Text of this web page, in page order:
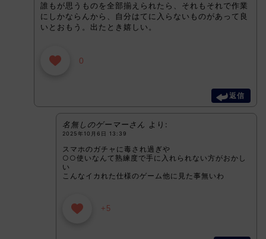
誰もが思うものを全部揃えられたら、それもそれで作業
にしかならんから、自分はてに入らないものがあって良
いとおもう。出たとき嬉しい。
0
返信
名無しのゲーマーさん より:
2025年10月6日 13:39
スマホのガチャに毒され過ぎや
○○使いなんて熟練度で手に入れられない方がおかし
い
こんなイカれた仕様のゲーム他に見た事無いわ
+5